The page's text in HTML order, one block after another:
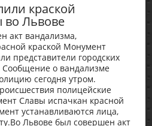
краской
Львове
акт вандализма,
краской Монумент
представители городских
Сообщение о вандализме
сегодня утром.
полицейские
Славы испачкан красной
устанавливаются лица,
Львове был совершен акт